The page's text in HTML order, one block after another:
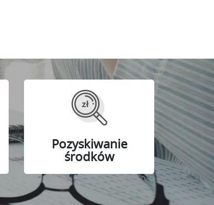
Pozyskiwanie
środków